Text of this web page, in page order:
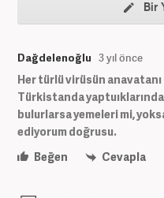
Bir
Dağdelenoğlu 3 yıl önce
Her türlü virüsün
Türkistanda
bulurlarsa yemeleri mi,
ediyorum doğrusu.
Beğen
Cevapla